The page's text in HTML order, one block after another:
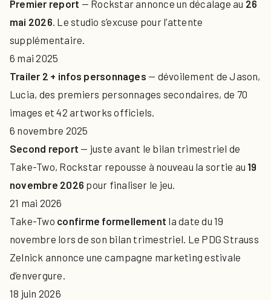
Premier report — Rockstar annonce un décalage au 26
mai 2026 . Le studio s’excuse pour l’attente
supplémentaire.
6 mai 2025
Trailer 2 + infos personnages — dévoilement de Jason,
Lucia, des premiers personnages secondaires, de 70
images et 42 artworks officiels.
6 novembre 2025
Second report — juste avant le bilan trimestriel de
Take-Two, Rockstar repousse à nouveau la sortie au 19
novembre 2026 pour finaliser le jeu.
21 mai 2026
Take-Two confirme formellement la date du 19
novembre lors de son bilan trimestriel. Le PDG Strauss
Zelnick annonce une campagne marketing estivale
d’envergure.
18 juin 2026